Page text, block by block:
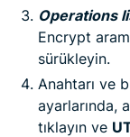
Operations
Encrypt
sürükleyin.
Anahtarı ve
ayarlarında,
tıklayın ve